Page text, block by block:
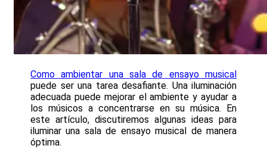
Como ambientar una sala de ensayo musical
puede ser una tarea desafiante. Una iluminación
adecuada puede mejorar el ambiente y ayudar a
los músicos a concentrarse en su música. En
este artículo, discutiremos algunas ideas para
iluminar una sala de ensayo musical de manera
óptima.